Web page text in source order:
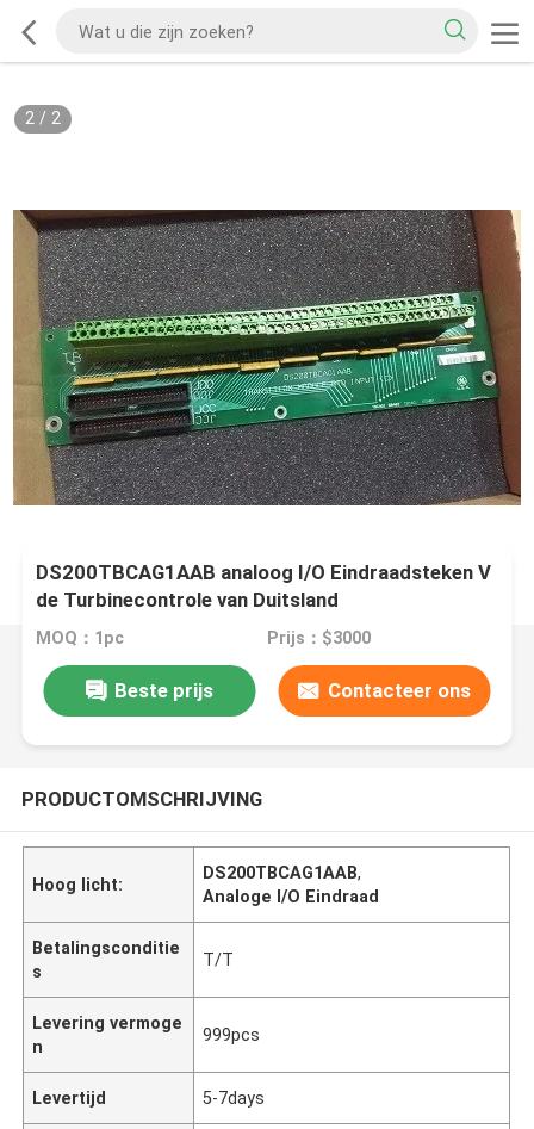
2/ 2
DS200TBCAG1AAB analoog I/O Eindraadsteken V
de Turbinecontrole van Duitsland
MOQ：1pc Prijs：$3000
Beste prijs Contacteer ons
PRODUCTOMSCHRIJVING
Hoog licht:
DS200TBCAG1AAB,
Analoge I/O Eindraad
Betalingsconditie
s
T/T
Levering vermoge
n
999pcs
Levertijd 5-7days